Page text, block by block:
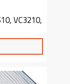
VC3210,